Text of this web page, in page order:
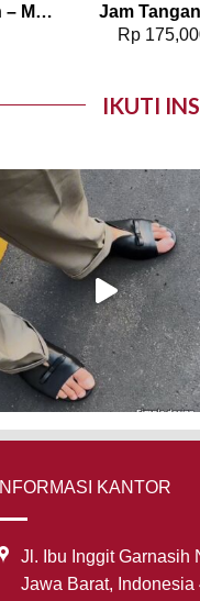
Jam Tangan Elizabeth – Marble Strap Kavya
Rp
IKUTI
INFORMASI KANTOR
Jl. Ibu Inggit Garnasih
Jawa Barat, Indonesia